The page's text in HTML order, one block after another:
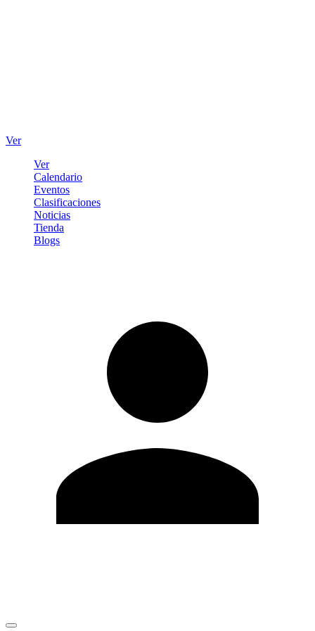
Ver
Ver
Calendario
Eventos
Clasificaciones
Noticias
Tienda
Blogs